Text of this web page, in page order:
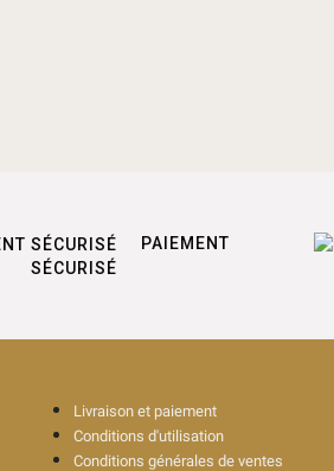
PAIEMENT
SÉCURISÉ
Livraison et paiement
Conditions d'utilisation
Conditions générales de ventes